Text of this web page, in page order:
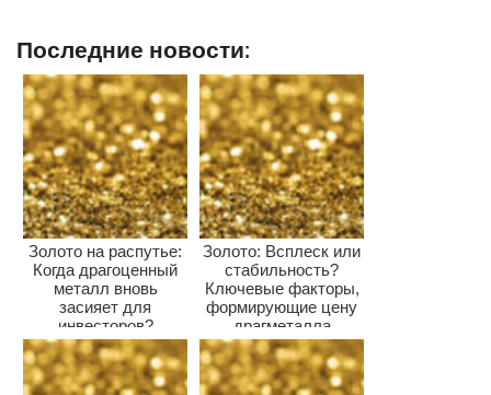
Последние новости:
Золото на распутье:
Когда драгоценный
металл вновь
засияет для
инвесторов?
Золото: Всплеск или
стабильность?
Ключевые факторы,
формирующие цену
драгметалла